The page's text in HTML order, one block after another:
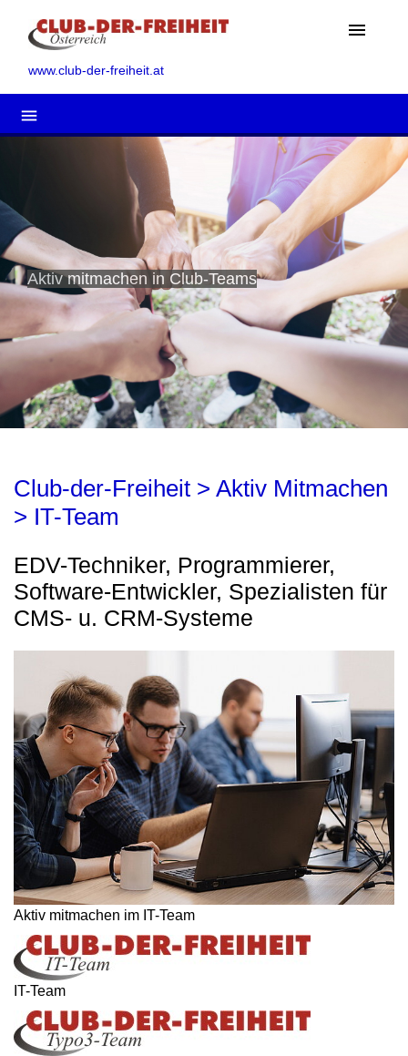
menu
www.club-der-freiheit.at
menu
Aktiv mitmachen in Club-Teams
Club-der-Freiheit > Aktiv Mitmachen
> IT-Team
EDV-Techniker, Programmierer,
Software-Entwickler, Spezialisten für
CMS- u. CRM-Systeme
Aktiv mitmachen im IT-Team
IT-Team